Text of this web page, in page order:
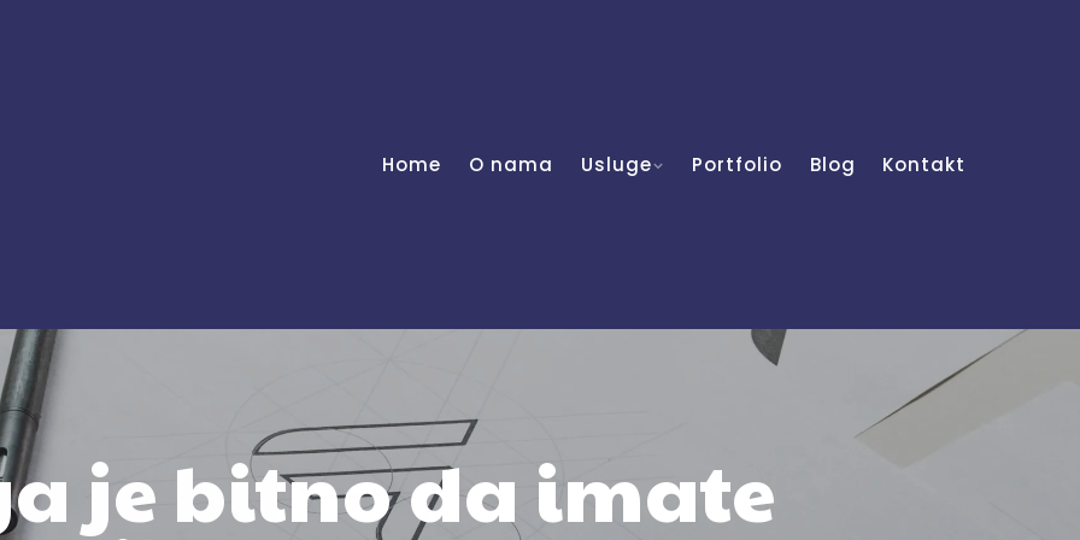
Home O nama Usluge Portfolio Blog Kontakt
je bitno da imate